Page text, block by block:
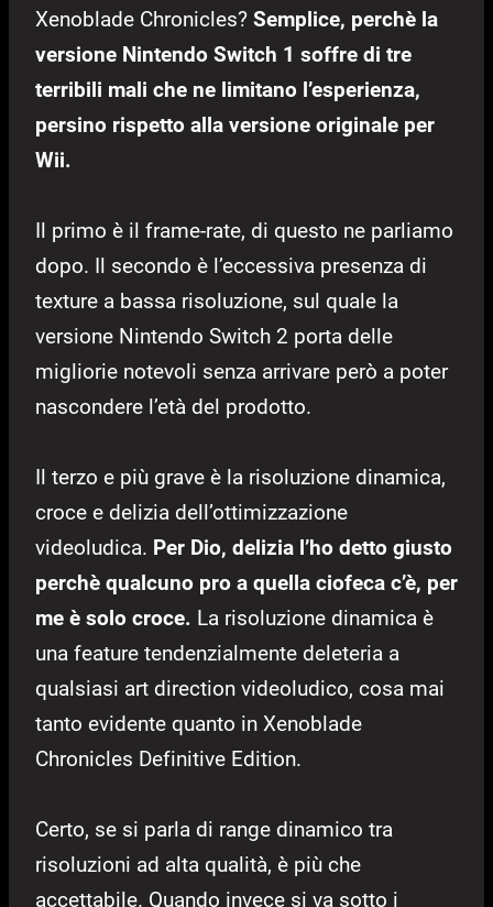
Xenoblade Chronicles? Semplice, perchè la
versione Nintendo Switch 1 soffre di tre
terribili mali che ne limitano l’esperienza,
persino rispetto alla versione originale per
Wii.
Il primo è il frame-rate, di questo ne parliamo
dopo. Il secondo è l’eccessiva presenza di
texture a bassa risoluzione, sul quale la
versione Nintendo Switch 2 porta delle
migliorie notevoli senza arrivare però a poter
nascondere l’età del prodotto.
Il terzo e più grave è la risoluzione dinamica,
croce e delizia dell’ottimizzazione
videoludica. Per Dio, delizia l’ho detto giusto
perchè qualcuno pro a quella ciofeca c’è, per
me è solo croce. La risoluzione dinamica è
una feature tendenzialmente deleteria a
qualsiasi art direction videoludico, cosa mai
tanto evidente quanto in Xenoblade
Chronicles Definitive Edition.
Certo, se si parla di range dinamico tra
risoluzioni ad alta qualità, è più che
accettabile. Quando invece si va sotto i